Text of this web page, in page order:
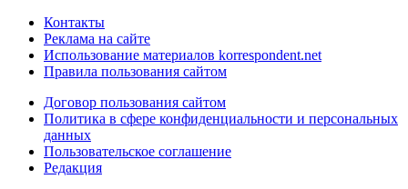
Контакты
Реклама на сайте
Использование материалов korrespondent.net
Правила пользования сайтом
Договор пользования сайтом
Политика в сфере конфиденциальности и персональных
данных
Пользовательское соглашение
Редакция